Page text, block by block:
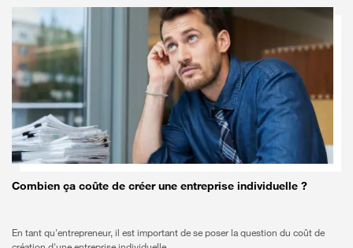
Combien ça coûte de créer une entreprise individuelle ?
En tant qu'entrepreneur, il est important de se poser la question du coût de